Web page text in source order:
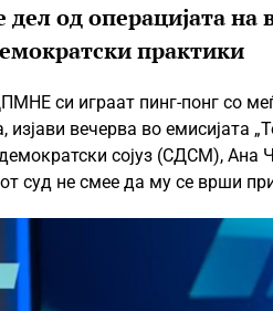
дел од операцијата
практики
си играат пинг-понг со
изјави вечерва во емисијата
сојуз (СДСМ), Ана
суд не смее да му се врши